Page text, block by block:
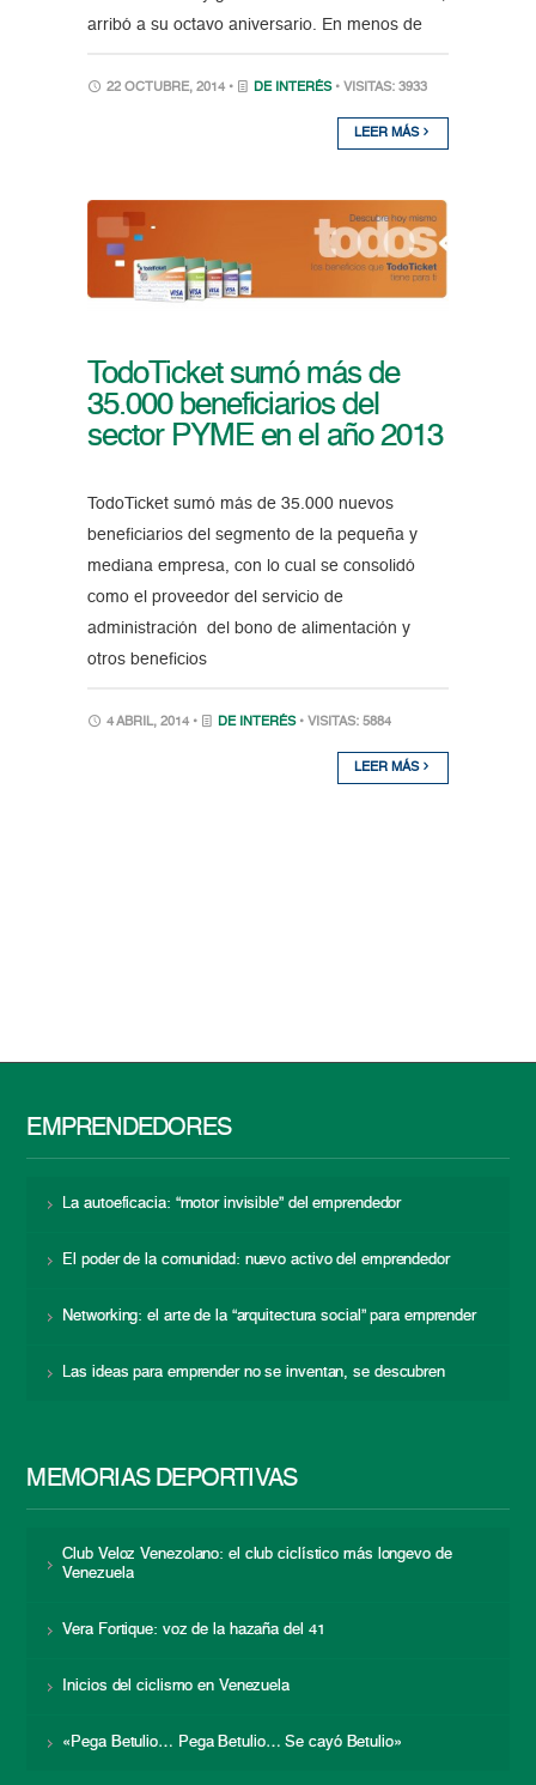
arribó a su octavo aniversario. En menos de
22 OCTUBRE, 2014 • DE INTERÉS • VISITAS: 3933
LEER MÁS
TodoTicket sumó más de
35.000 beneficiarios del
sector PYME en el año 2013
TodoTicket sumó más de 35.000 nuevos
beneficiarios del segmento de la pequeña y
mediana empresa, con lo cual se consolidó
como el proveedor del servicio de
administración del bono de alimentación y
otros beneficios
4 ABRIL, 2014 • DE INTERÉS • VISITAS: 5884
LEER MÁS
EMPRENDEDORES
La autoeficacia: “motor invisible” del emprendedor
El poder de la comunidad: nuevo activo del emprendedor
Networking: el arte de la “arquitectura social” para emprender
Las ideas para emprender no se inventan, se descubren
MEMORIAS DEPORTIVAS
Club Veloz Venezolano: el club ciclístico más longevo de
Venezuela
Vera Fortique: voz de la hazaña del 41
Inicios del ciclismo en Venezuela
«Pega Betulio… Pega Betulio… Se cayó Betulio»